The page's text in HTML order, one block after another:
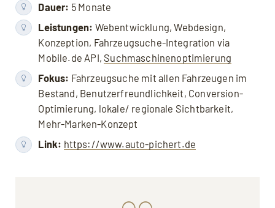
Dauer: 5 Monate
Leistungen: Webentwicklung, Webdesign,
Konzeption, Fahrzeugsuche-Integration via
Mobile.de API,Suchmaschinenoptimierung
Fokus: Fahrzeugsuche mit allen Fahrzeugen im
Bestand, Benutzerfreundlichkeit, Conversion-
Optimierung, lokale/ regionale Sichtbarkeit,
Mehr-Marken-Konzept
Link: https://www.auto-pichert.de